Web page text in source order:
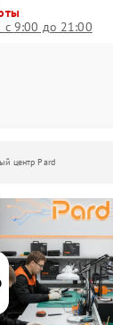
с 9:00 до 21:00
центр Pard